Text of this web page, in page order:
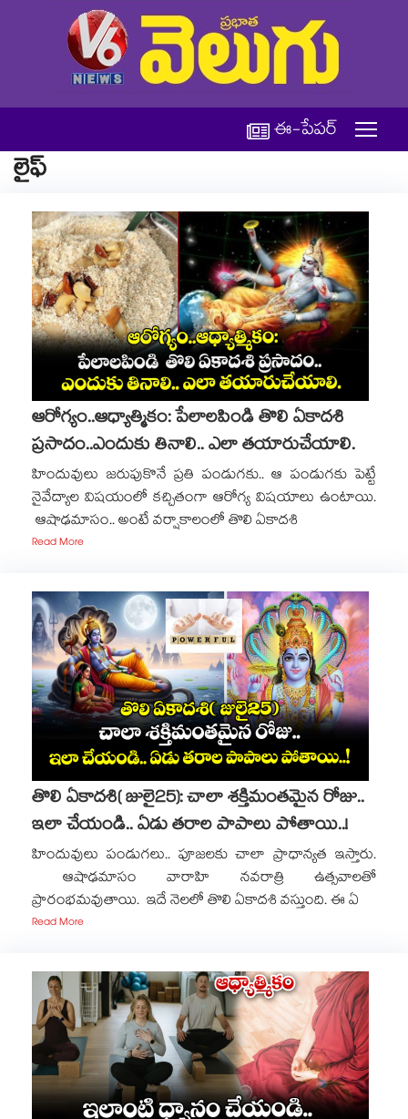
ఈ-పేపర్
లైఫ్
ఆరోగ్యం..ఆధ్యాత్మికం: పేలాలపిండి తొలి ఏకాదశి
ప్రసాదం..ఎందుకు తినాలి.. ఎలా తయారుచేయాలి.
హిందువులు జరుపుకొనే ప్రతి పండుగకు.. ఆ పండుగకు పెట్టే
నైవేద్యాల విషయంలో కచ్చితంగా ఆరోగ్య విషయాలు ఉంటాయి.
ఆషాఢమాసం.. అంటే వర్షాకాలంలో తొలి ఏకాదశి
Read More
తొలి ఏకాదశి( జులై25): చాలా శక్తిమంతమైన రోజు..
ఇలా చేయండి.. ఏడు తరాల పాపాలు పోతాయి..!
హిందువులు పండుగలు.. పూజలకు చాలా ప్రాధాన్యత ఇస్తారు.
ఆషాఢమాసం వారాహి నవరాత్రి ఉత్సవాలతో
ప్రారంభమవుతాయి. ఇదే నెలలో తొలి ఏకాదశి వస్తుంది. ఈ ఏ
Read More